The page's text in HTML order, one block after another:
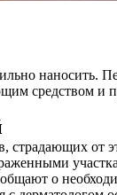
наносить.
средством и
страдающих
о